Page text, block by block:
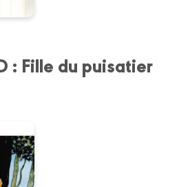
: Fille du puisatier